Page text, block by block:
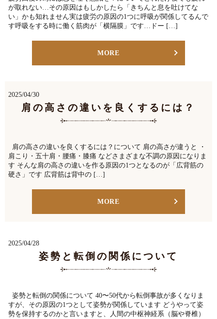
が取れない…その原因はもしかしたら「きちんと息を吐けてな
い」かも知れません実は疲労の原因の1つに呼吸が関係してるんで
す呼吸をする時に働く筋肉が「横隔膜」です…ドー […]
MORE
2025/04/30
肩の高さの違いを良くするには？
肩の高さの違いを良くするには？について 肩の高さが違うと ・
肩こり・五十肩・腰痛・膝痛 などさまざまな不調の原因になりま
す そんな肩の高さの違いを作る原因の1つとなるのが「広背筋の
硬さ」です 広背筋は背中の […]
MORE
2025/04/28
姿勢と転倒の関係について
姿勢と転倒の関係について 40〜50代から転倒事故が多くなりま
すが、その原因の1つとして姿勢が関係しています どうやって姿
勢を保持するのかと言いますと、人間の中枢神経系（脳や脊椎）